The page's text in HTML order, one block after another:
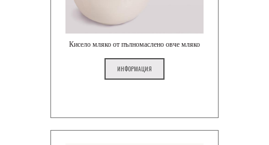
Кисело мляко от пълномаслено овче мляко
ИНФОРМАЦИЯ